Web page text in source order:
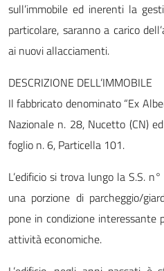
sull’immobile ed inerenti la
particolare, saranno a carico
ai nuovi allacciamenti.
DESCRIZIONE DELL’IMMOBILE
Il fabbricato denominato “Ex
Nazionale n. 28, Nucetto (CN)
foglio n. 6, Particella 101.
L’edificio si trova lungo la S.S.
una porzione di parcheggio/
pone in condizione interessante
attività economiche.